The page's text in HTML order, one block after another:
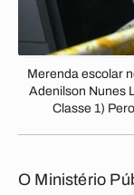
Merenda escolar
Adenilson Nunes
Classe 1)
O Ministério